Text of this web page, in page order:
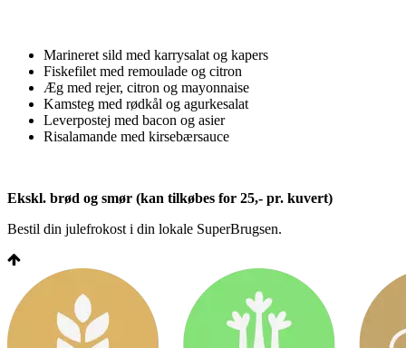
Marineret sild med karrysalat og kapers
Fiskefilet med remoulade og citron
Æg med rejer, citron og mayonnaise
Kamsteg med rødkål og agurkesalat
Leverpostej med bacon og asier
Risalamande med kirsebærsauce
Ekskl. brød og smør (kan tilkøbes for 25,- pr. kuvert)
Bestil din julefrokost i din lokale SuperBrugsen.